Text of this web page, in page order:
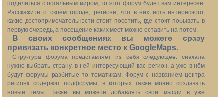
поделиться с остальным миром, то этот форум будет вам интересен.
Расскажите о своём городе, регионе, что в них есть интересного,
какие достопримечательности стоит посетить, где стоит побывать в
первую очередь, а посещение каких мест можно оставить на потом.
В своих сообщениях вы можете сразу
привязать конкретное место к GoogleMaps.
Структура форума представляет из себя следующее: сначала
нужно выбрать страну, в ней интересующий вас регион, а уже в нём
будут форумы разбитые по тематикам. Форум с названием центра
региона содержит подфорумы, в которых также можно создавать
новые темы. Также вы можете добавлять свои мысли в уже